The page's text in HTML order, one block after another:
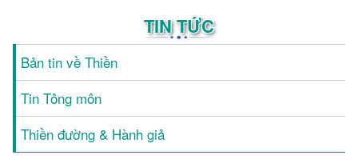
TIN TỨC
Bản tin về Thiền
Tin Tông môn
Thiền đường & Hành giả